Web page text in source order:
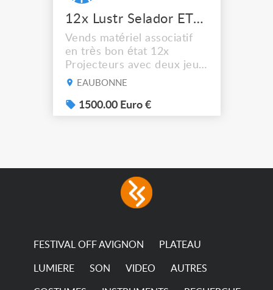
12x Lustr Selador ETC Led 7x colors filtres
Vends matériel associatif
en très bon état 12x
Projecteurs avec deux jeux
de filtre filtre Lustr Selador
system – seven colour
LEDs providing the
consumption The
permanence of a 50,000-
EAUBONNE
1500.00 Euro €
FESTIVAL OFF AVIGNON PLATEAU
LUMIERE SON VIDEO AUTRES